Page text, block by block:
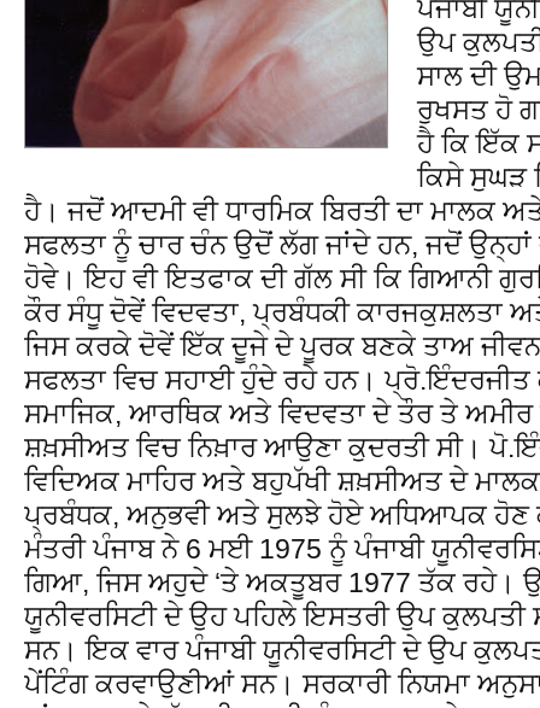
ਪੰਜਾਬੀ
ਉਪ
ਸਾਲ ਦੀ
ਰੁਖਸਤ ਹੋ
ਹੈ ਕਿ ਇੱਕ
ਕਿਸੇ ਸੁਘੜ
ਹੈ। ਜਦੋਂ ਆਦਮੀ ਵੀ ਧਾਰਮਿਕ ਬਿਰਤੀ ਦਾ ਮਾਲਕ
ਸਫਲਤਾ ਨੂੰ ਚਾਰ ਚੰਨ ਉਦੋਂ ਲੱਗ ਜਾਂਦੇ ਹਨ, ਜਦੋਂ ਉਨ੍ਹਾਂ
ਹੋਵੇ। ਇਹ ਵੀ ਇਤਫਾਕ ਦੀ ਗੱਲ ਸੀ ਕਿ ਗਿਆਨੀ
ਕੌਰ ਸੰਧੂ ਦੋਵੇਂ ਵਿਦਵਤਾ, ਪ੍ਰਬੰਧਕੀ ਕਾਰਜਕੁਸ਼ਲਤਾ
ਜਿਸ ਕਰਕੇ ਦੋਵੇਂ ਇੱਕ ਦੂਜੇ ਦੇ ਪੂਰਕ ਬਣਕੇ ਤਾਅ
ਸਫਲਤਾ ਵਿਚ ਸਹਾਈ ਹੁੰਦੇ ਰਹੇ ਹਨ। ਪ੍ਰੋ.ਇੰਦਰਜੀਤ
ਸਮਾਜਿਕ, ਆਰਥਿਕ ਅਤੇ ਵਿਦਵਤਾ ਦੇ ਤੌਰ ਤੇ ਅਮੀਰ
ਸ਼ਖ਼ਸੀਅਤ ਵਿਚ ਨਿਖ਼ਾਰ ਆਉਣਾ ਕੁਦਰਤੀ ਸੀ।
ਵਿਦਿਅਕ ਮਾਹਿਰ ਅਤੇ ਬਹੁਪੱਖੀ ਸ਼ਖ਼ਸੀਅਤ ਦੇ
ਪ੍ਰਬੰਧਕ, ਅਨੁਭਵੀ ਅਤੇ ਸੁਲਝੇ ਹੋਏ ਅਧਿਆਪਕ ਹੋਣ
ਮੰਤਰੀ ਪੰਜਾਬ ਨੇ 6 ਮਈ 1975 ਨੂੰ ਪੰਜਾਬੀ
ਗਿਆ, ਜਿਸ ਅਹੁਦੇ ‘ਤੇ ਅਕਤੂਬਰ 1977 ਤੱਕ ਰਹੇ।
ਯੂਨੀਵਰਸਿਟੀ ਦੇ ਉਹ ਪਹਿਲੇ ਇਸਤਰੀ ਉਪ
ਸਨ। ਇਕ ਵਾਰ ਪੰਜਾਬੀ ਯੂਨੀਵਰਸਿਟੀ ਦੇ ਉਪ
ਪੇਂਟਿੰਗ ਕਰਵਾਉਣੀਆਂ ਸਨ। ਸਰਕਾਰੀ ਨਿਯਮਾ